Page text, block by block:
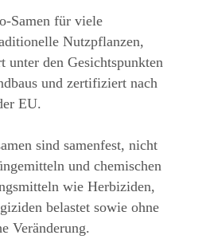
Samen für viele
Nutzpflanzen,
den Gesichtspunkten
und zertifiziert nach
EU.
sind samenfest, nicht
und chemischen
wie Herbiziden,
belastet sowie ohne
Veränderung.